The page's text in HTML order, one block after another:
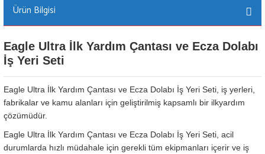
Ürün Bilgisi
Eagle Ultra İlk Yardım Çantası ve Ecza Dolabı
İş Yeri Seti
Eagle Ultra İlk Yardım Çantası ve Ecza Dolabı İş Yeri Seti, iş yerleri,
fabrikalar ve kamu alanları için geliştirilmiş kapsamlı bir ilkyardım
çözümüdür.
Eagle Ultra İlk Yardım Çantası ve Ecza Dolabı İş Yeri Seti, acil
durumlarda hızlı müdahale için gerekli tüm ekipmanları içerir ve iş